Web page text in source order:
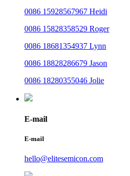
0086 15928567967 Heidi
0086 15828358529 Roger
0086 18681354937 Lynn
0086 18828286679 Jason
0086 18280355046 Jolie
E-mail
E-mail
hello@elitesemicon.com